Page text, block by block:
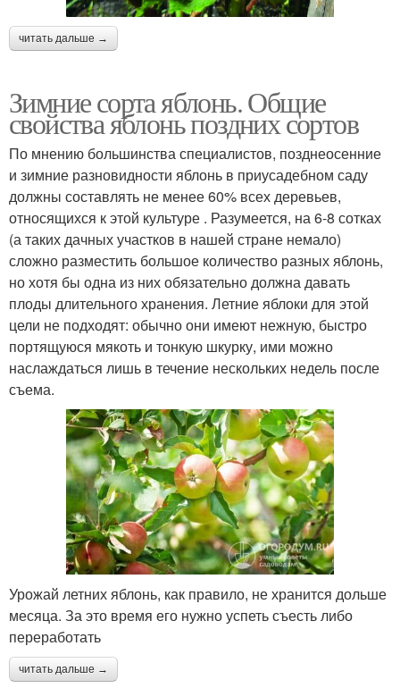
читать дальше →
Зимние сорта яблонь. Общие
свойства яблонь поздних сортов
По мнению большинства специалистов, позднеосенние
и зимние разновидности яблонь в приусадебном саду
должны составлять не менее 60% всех деревьев,
относящихся к этой культуре . Разумеется, на 6-8 сотках
(а таких дачных участков в нашей стране немало)
сложно разместить большое количество разных яблонь,
но хотя бы одна из них обязательно должна давать
плоды длительного хранения. Летние яблоки для этой
цели не подходят: обычно они имеют нежную, быстро
портящуюся мякоть и тонкую шкурку, ими можно
наслаждаться лишь в течение нескольких недель после
съема.
Урожай летних яблонь, как правило, не хранится дольше
месяца. За это время его нужно успеть съесть либо
переработать
читать дальше →